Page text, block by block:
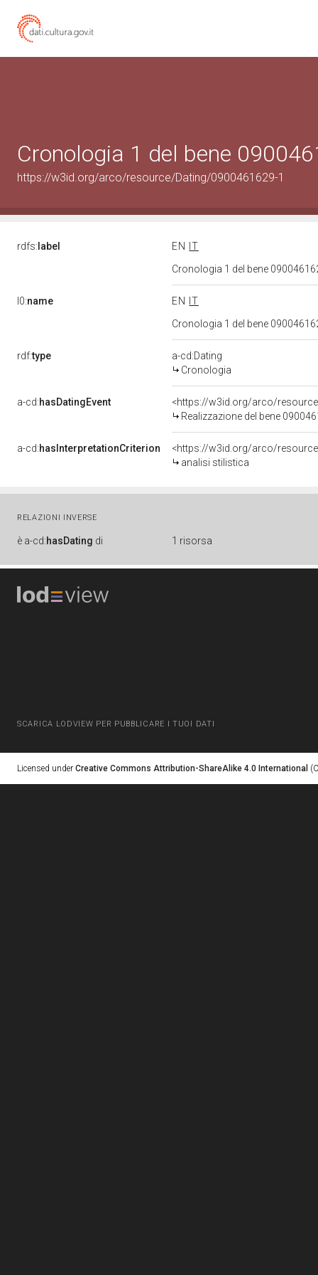
Cronologia 1 del bene
https://w3id.org/arco/resource/Dating/0900461629-1
rdfs: label EN
IT
Cronologia 1 del bene
l0:name EN
IT
Cronologia 1 del bene
rdf:type
a-cd:Dating
Cronologia
a-cd:hasDatingEvent
<https://w3id.org/arco/
Realizzazione del bene
a-cd:hasInterpretationCriterion
<https://w3id.org/arco/
analisi stilistica
RELAZIONI INVERSE
è a-cd:hasDating di 1 risorsa
SCARICA LODVIEW PER PUBBLICARE I TUOI DATI
Licensed under Creative Commons Attribution-ShareAlike 4.0 International